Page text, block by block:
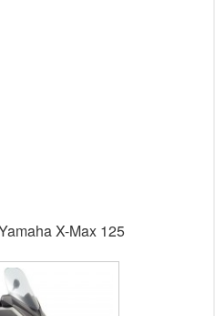
X-Max 125